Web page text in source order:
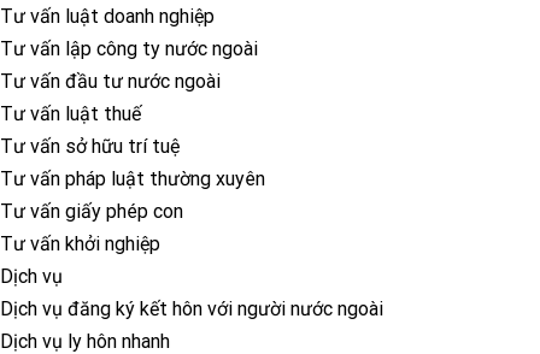
Tư vấn luật doanh nghiệp
Tư vấn lập công ty nước ngoài
Tư vấn đầu tư nước ngoài
Tư vấn luật thuế
Tư vấn sở hữu trí tuệ
Tư vấn pháp luật thường xuyên
Tư vấn giấy phép con
Tư vấn khởi nghiệp
Dịch vụ
Dịch vụ đăng ký kết hôn với người nước ngoài
Dịch vụ ly hôn nhanh